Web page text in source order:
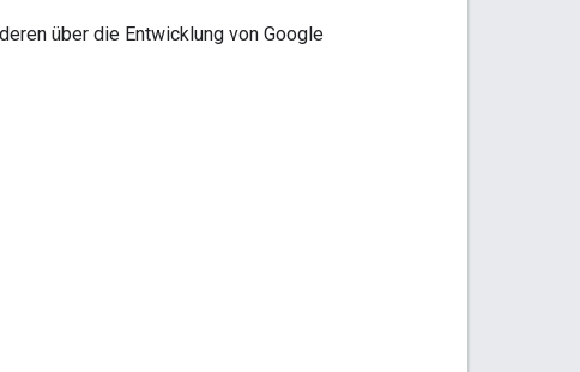
über die Entwicklung von Google